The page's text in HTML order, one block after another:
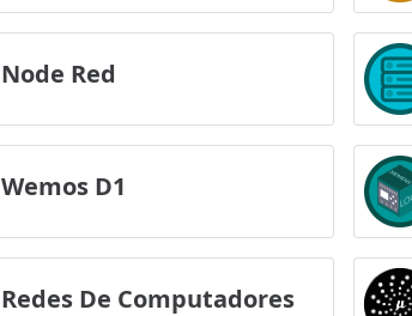
Node Red
Wemos D1
Redes De Computadores